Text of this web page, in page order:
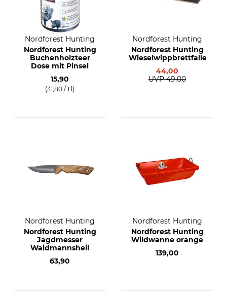
Nordforest Hunting
Nordforest Hunting
Buchenholzteer
Dose mit Pinsel
15,90
(31,80 / 1 l)
Nordforest Hunting
Nordforest Hunting
Wieselwippbrettfalle
44,00
UVP 49,00
Nordforest Hunting
Nordforest Hunting
Jagdmesser
Waidmannsheil
63,90
Nordforest Hunting
Nordforest Hunting
Wildwanne orange
139,00